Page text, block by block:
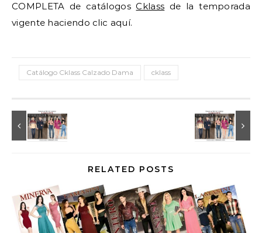
COMPLETA de catálogosCklass de la temporada
vigente haciendo clic aquí.
Catálogo Cklass Calzado Dama cklass
RELATED POSTS